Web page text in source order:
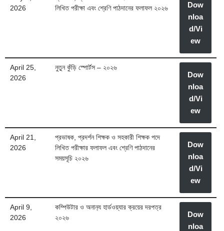
2026
লিখিত পরীক্ষা এবং শ্রেণি পাঠদানের ফলাফল ২০২৬
Dow
nloa
d/Vi
ew
April 25,
2026
নুতুন কুঁড়ি স্পোর্টস – ২০২৬
Dow
nloa
d/Vi
ew
April 21,
2026
প্রভাষক, প্রদর্শন শিক্ষক ও সহকারী শিক্ষক পদে
লিখিত পরীক্ষার ফলাফল এবং শ্রেণি পাঠদানের
সময়সূচি ২০২৬
Dow
nloa
d/Vi
ew
April 9,
2026
কম্পিউটার ও অনান‍্য হার্ডওয়্যার ক্রয়ের দরপত্র
২০২৬
Dow
nloa